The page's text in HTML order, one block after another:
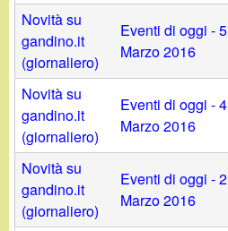
Novità su
gandino.it
(giornaliero)
Eventi di oggi - 5
Marzo 2016
Novità su
gandino.it
(giornaliero)
Eventi di oggi - 4
Marzo 2016
Novità su
gandino.it
(giornaliero)
Eventi di oggi - 2
Marzo 2016